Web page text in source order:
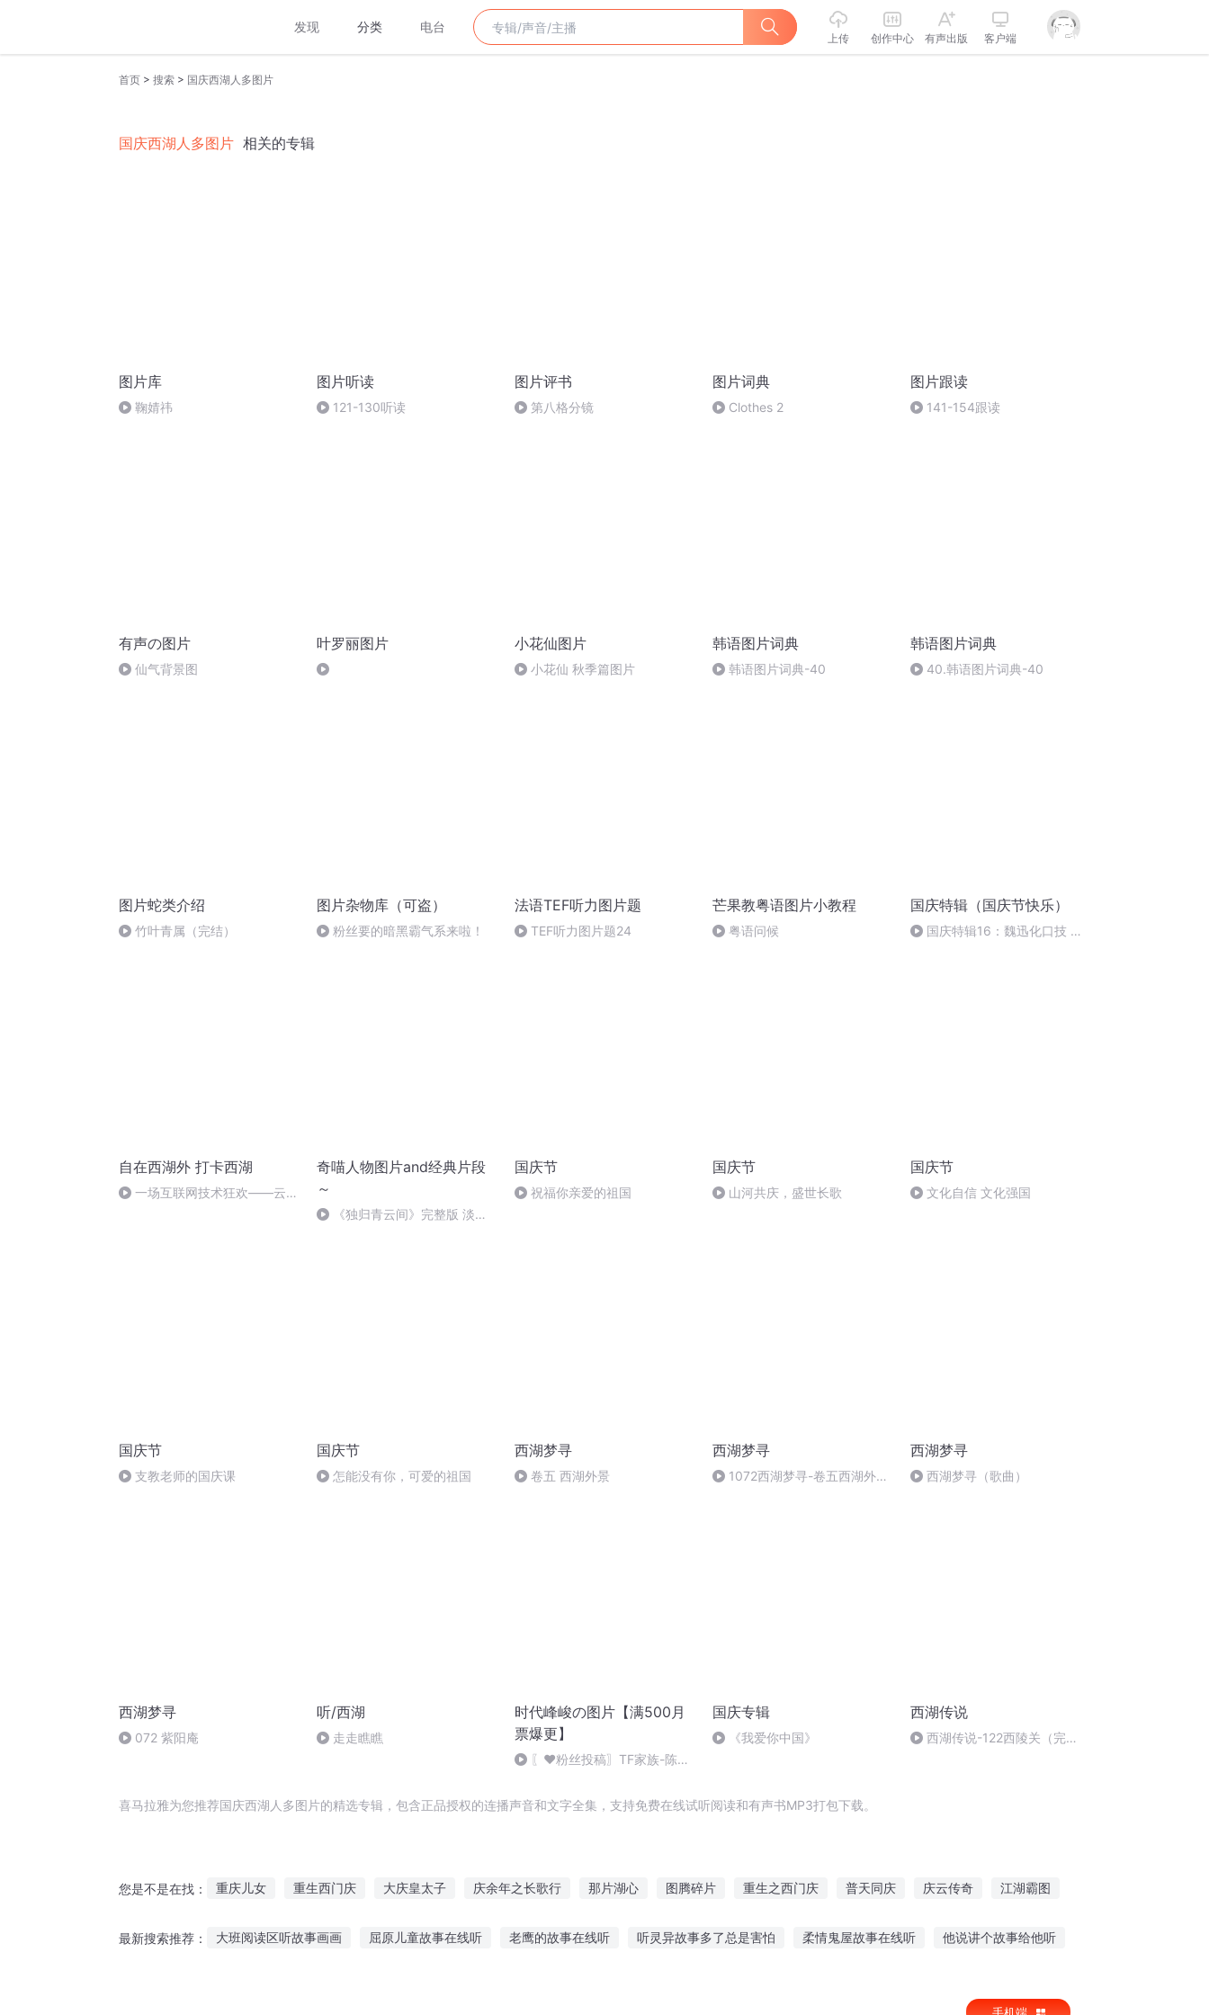
发现 分类 电台
上传 创作中心 有声出版 客户端
首页 > 搜索 > 国庆西湖人多图片
国庆西湖人多图片 相关的专辑
图片库
鞠婧祎
图片听读
121-130听读
图片评书
第八格分镜
图片词典
Clothes 2
图片跟读
141-154跟读
有声の图片
仙气背景图
叶罗丽图片 小花仙图片
小花仙 秋季篇图片
韩语图片词典
韩语图片词典-40
韩语图片词典
40.韩语图片词典-40
图片蛇类介绍
竹叶青属（完结）
图片杂物库（可盗）
粉丝要的暗黑霸气系来啦！
法语TEF听力图片题
TEF听力图片题24
芒果教粤语图片小教程
粤语问候
国庆特辑（国庆节快乐）
国庆特辑16：魏迅化口技 二
自在西湖外 打卡西湖
一场互联网技术狂欢——云栖
奇喵人物图片and经典片段
～
《独归青云间》完整版 淡淡
国庆节
祝福你亲爱的祖国
国庆节
山河共庆，盛世长歌
国庆节
文化自信 文化强国
国庆节
支教老师的国庆课
国庆节
怎能没有你，可爱的祖国
西湖梦寻
卷五 西湖外景
西湖梦寻
1072西湖梦寻-卷五西湖外景
西湖梦寻
西湖梦寻（歌曲）
西湖梦寻
072 紫阳庵
听/西湖
走走瞧瞧
时代峰峻の图片【满500月
票爆更】
〖❤️粉丝投稿〗TF家族-陈思
国庆专辑
《我爱你中国》
西湖传说
西湖传说-122西陵关（完
喜马拉雅为您推荐国庆西湖人多图片的精选专辑，包含正品授权的连播声音和文字全集，支持免费在线试听阅读和有声书MP3打包下载。
您是不是在找： 重庆儿女 重生西门庆 大庆皇太子 庆余年之长歌行 那片湖心 图腾碎片 重生之西门庆 普天同庆 庆云传奇 江湖霸图
最新搜索推荐： 大班阅读区听故事画画 屈原儿童故事在线听 老鹰的故事在线听 听灵异故事多了总是害怕 柔情鬼屋故事在线听 他说讲个故事给他听